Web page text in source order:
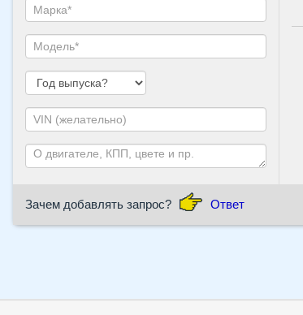
Зачем добавлять запрос? Ответ